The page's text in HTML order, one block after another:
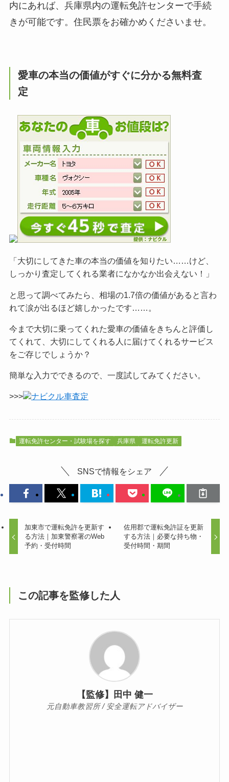
内にあれば、兵庫県内の運転免許センターで手続
きが可能です。住民票をお確かめくださいませ。
愛車の本当の価値がすぐに分かる無料査
定
「大切にしてきた車の本当の価値を知りたい……けど、
しっかり査定してくれる業者になかなか出会えない！」
と思って調べてみたら、相場の1.7倍の価値があると言わ
れて涙が出るほど嬉しかったです……。
今まで大切に乗ってくれた愛車の価値をきちんと評価し
てくれて、大切にしてくれる人に届けてくれるサービス
をご存じでしょうか？
簡単な入力でできるので、一度試してみてください。
>>> ナビクル車査定
運転免許センター・試験場を探す 兵庫県 運転免許更新
SNSで情報をシェア
加東市で運転免許を更新す
る方法｜加東警察署のWeb
予約・受付時間
佐用郡で運転免許証を更新
する方法｜必要な持ち物・
受付時間・期間
この記事を監修した人
【監修】田中 健一
元自動車教習所 / 安全運転アドバイザー